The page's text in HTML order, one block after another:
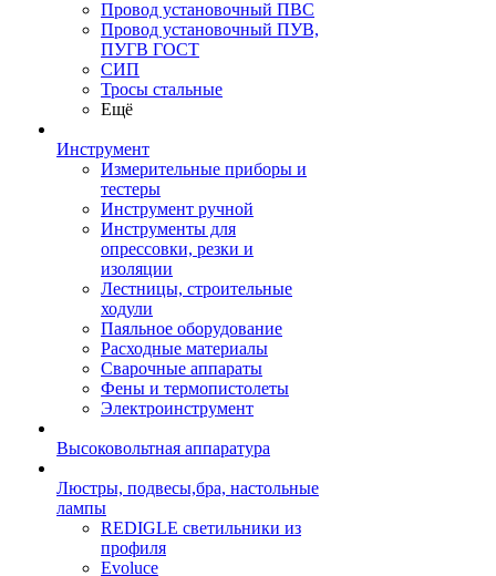
Провод установочный ПВС
Провод установочный ПУВ,
ПУГВ ГОСТ
СИП
Тросы стальные
Ещё
Инструмент
Измерительные приборы и
тестеры
Инструмент ручной
Инструменты для
опрессовки, резки и
изоляции
Лестницы, строительные
ходули
Паяльное оборудование
Расходные материалы
Сварочные аппараты
Фены и термопистолеты
Электроинструмент
Высоковольтная аппаратура
Люстры, подвесы,бра, настольные
лампы
REDIGLE светильники из
профиля
Evoluce